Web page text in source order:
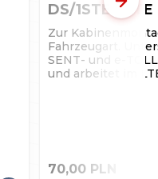
DS/1STEL/LTE
Zur
Fahrzeugart.
SENT- und e-
und arbeitet im
70,00 PLN